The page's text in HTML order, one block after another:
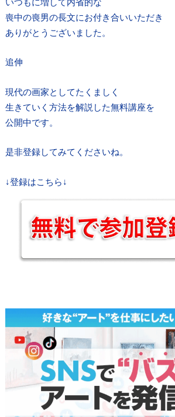
喪中の喪男の長文にお付き合いいただき
ありがとうございました。
追伸
現代の画家としてたくましく
生きていく方法を解説した無料講座を
公開中です。
是非登録してみてくださいね。
↓登録はこちら↓